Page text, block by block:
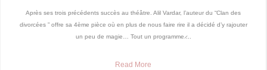
Après ses trois précédents succès au théâtre. Alil Vardar, l’auteur du “Clan des
divorcées ” offre sa 4ème pièce où en plus de nous faire rire il a décidé d’y rajouter
un peu de magie… Tout un programme ̷...
Read More